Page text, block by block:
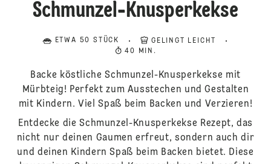
Schmunzel-Knusperkekse
ETWA 50 STÜCK
GELINGT LEICHT
40 MIN.
Backe köstliche Schmunzel-Knusperkekse mit
Mürbteig! Perfekt zum Ausstechen und Gestalten
mit Kindern. Viel Spaß beim Backen und Verzieren!
Entdecke die Schmunzel-Knusperkekse Rezept, das
nicht nur deinen Gaumen erfreut, sondern auch dir
und deinen Kindern Spaß beim Backen bietet. Diese